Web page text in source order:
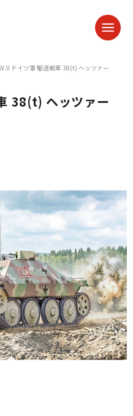
ドイツ軍 駆逐戦車 38(t) ヘッツァー
38(t) ヘッツァー